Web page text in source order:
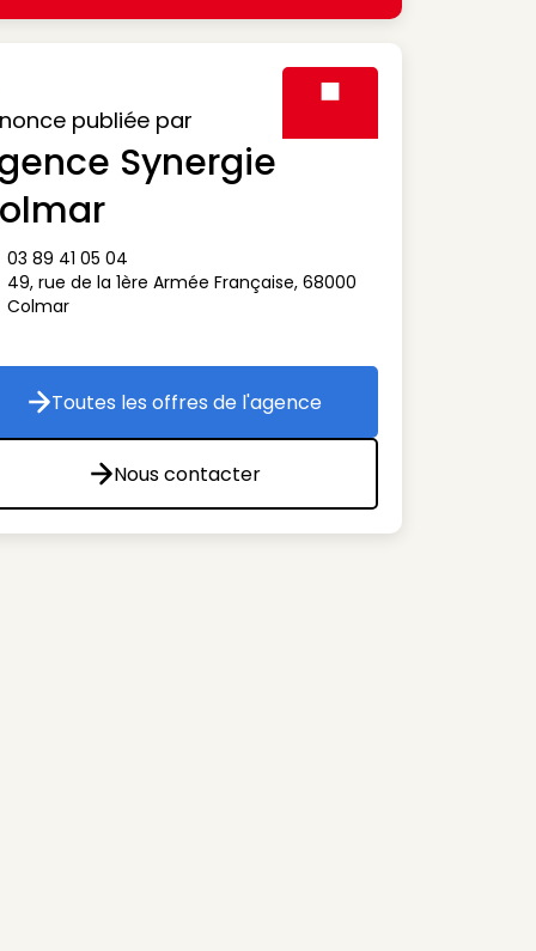
publiée par
Synergie
téléphone
03 89 41 05 04
adresse
49, rue de la 1ère Armée Française, 68000
Colmar
Toutes les offres de l'agence
Toutes les offres de l'agence
Nous contacter
Nous contacter